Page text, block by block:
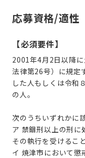
応募資格/適性
【必須要件】
2001年4月2日以降
法律第26号）に規定
した人もしくは令和
の人。
次のうちいずれかに
ア 禁錮刑以上の刑
その執行を受けるこ
イ 焼津市において懲